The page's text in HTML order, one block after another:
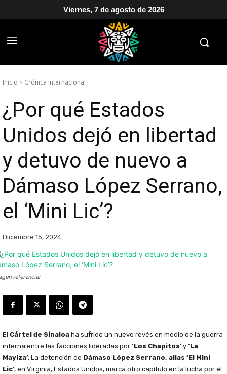
Viernes, 7 de agosto de 2026
Inicio Crónica Internacional
¿Por qué Estados
Unidos dejó en libertad
y detuvo de nuevo a
Dámaso López Serrano,
el ‘Mini Lic’?
Diciembre 15, 2024
referencial
El Cártel de Sinaloa ha sufrido un nuevo revés en medio de la guerra
interna entre las facciones lideradas por ‘Los Chapitos’ y ‘La
Mayiza’. La detención de Dámaso López Serrano, alias ‘El Mini
Lic’, en Virginia, Estados Unidos, marca otro capítulo en la lucha por el